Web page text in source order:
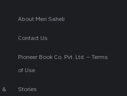
About Meri Saheli
Contact Us
Pioneer Book Co. Pvt. Ltd. – Terms
of Use
& Stories